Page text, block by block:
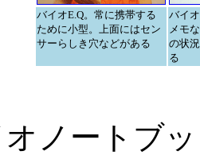
バイオE.Q。常に携帯する
ために小型。上面にはセン
サーらしき穴などがある
バイ
メモ
の状
る
ノートブ